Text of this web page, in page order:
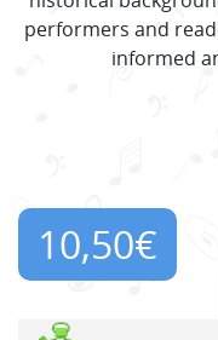
performers and
informed
10,50€